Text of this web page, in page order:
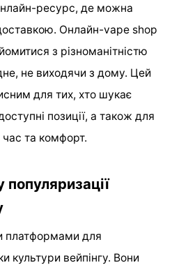
ресурс, де можна
Онлайн-vape shop
з різноманітністю
не виходячи з дому. Цей
для тих, хто шукає
позиції, а також для
та комфорт.
платформами для
культури вейпінгу. Вони